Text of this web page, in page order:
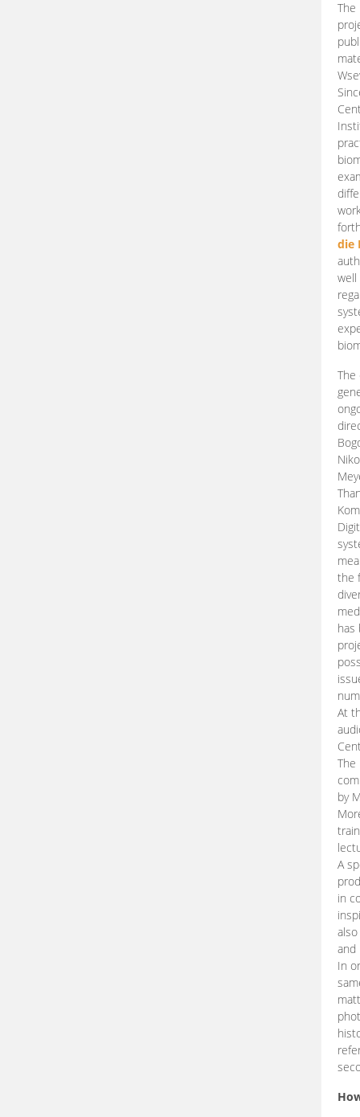
die
well
The
the
has
At
The
by
A
in
and
In